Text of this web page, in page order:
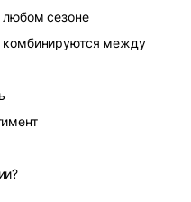
любом сезоне
комбинируются между